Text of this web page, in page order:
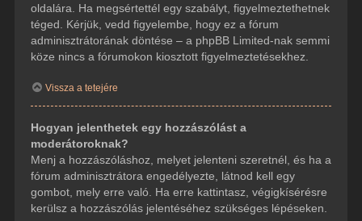
oldalára. Ha megsértettél egy szabályt, figyelmeztethetnek
téged. Kérjük, vedd figyelembe, hogy ez a fórum
adminisztrátorának döntése – a phpBB Limited-nak semmi
köze nincs a fórumokon kiosztott figyelmeztetésekhez.
Vissza a tetejére
Hogyan jelenthetek egy hozzászólást a
moderátoroknak?
Menj a hozzászóláshoz, melyet jelenteni szeretnél, és ha a
fórum adminisztrátora engedélyezte, látnod kell egy
gombot, mely erre való. Ha erre kattintasz, végigkísérésre
kerülsz a hozzászólás jelentéséhez szükséges lépéseken.